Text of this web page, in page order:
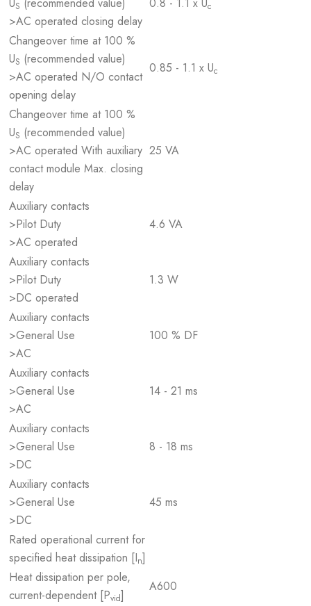
US (recommended value)
>AC operated closing delay
0.8 - 1.1 x Uc
Changeover time at 100 %
US (recommended value)
>AC operated N/O contact
opening delay
0.85 - 1.1 x Uc
Changeover time at 100 %
US (recommended value)
>AC operated With auxiliary
contact module Max. closing
delay
25 VA
Auxiliary contacts
>Pilot Duty
>AC operated
4.6 VA
Auxiliary contacts
>Pilot Duty
>DC operated
1.3 W
Auxiliary contacts
>General Use
>AC
100 % DF
Auxiliary contacts
>General Use
>AC
14 - 21 ms
Auxiliary contacts
>General Use
>DC
8 - 18 ms
Auxiliary contacts
>General Use
>DC
45 ms
Rated operational current for
specified heat dissipation [In]
Heat dissipation per pole,
current-dependent [Pvid]
A600